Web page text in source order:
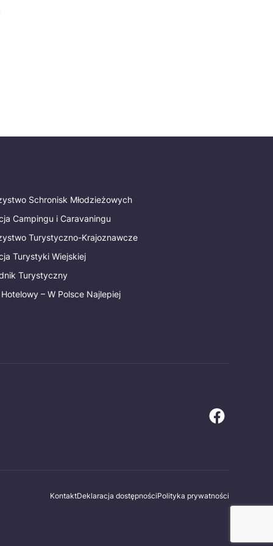
Schronisk Młodzieżowych
Campingu i Caravaningu
Turystyczno-Krajoznawcze
Turystyki Wiejskiej
Turystyczny
– W Polsce Najlepiej
KontaktDeklaracja dostępnościPolityka prywatności